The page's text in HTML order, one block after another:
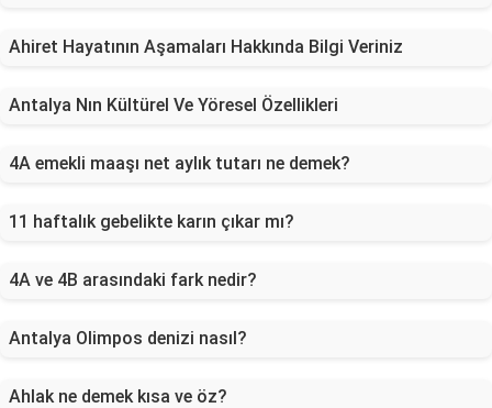
Ahiret Hayatının Aşamaları Hakkında Bilgi Veriniz
Antalya Nın Kültürel Ve Yöresel Özellikleri
4A emekli maaşı net aylık tutarı ne demek?
11 haftalık gebelikte karın çıkar mı?
4A ve 4B arasındaki fark nedir?
Antalya Olimpos denizi nasıl?
Ahlak ne demek kısa ve öz?